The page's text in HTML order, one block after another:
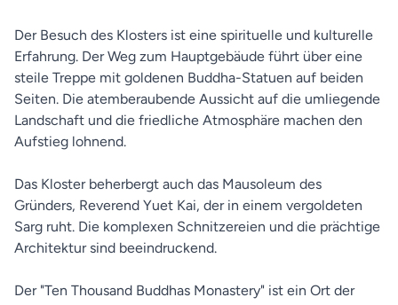
Der Besuch des Klosters ist eine spirituelle und kulturelle
Erfahrung. Der Weg zum Hauptgebäude führt über eine
steile Treppe mit goldenen Buddha-Statuen auf beiden
Seiten. Die atemberaubende Aussicht auf die umliegende
Landschaft und die friedliche Atmosphäre machen den
Aufstieg lohnend.
Das Kloster beherbergt auch das Mausoleum des
Gründers, Reverend Yuet Kai, der in einem vergoldeten
Sarg ruht. Die komplexen Schnitzereien und die prächtige
Architektur sind beeindruckend.
Der "Ten Thousand Buddhas Monastery" ist ein Ort der